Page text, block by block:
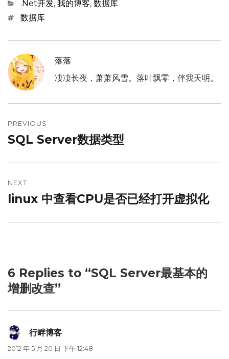
Categories
.Net开发, 我的博客, 数据库
Tags数据库
落落
凄凄长夜，萧萧风雪。落叶飘零，伴我天明。
章
导
航
PREVIOUS
Previous
SQL Server数据类型
NEXT
Next
linux 中查看CPU是否已经打开虚拟化
6 Replies to “SQL Server最基本的
增删改查”
行畔博客
道：
2012 年 5 月 20 日 下午 12:48